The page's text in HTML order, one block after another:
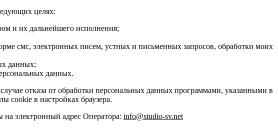
целях:
и их дальнейшего исполнения;
смс, электронных писем, устных и письменных запросов, обработки моих
данных;
данных.
отказа от обработки персональных данных программами, указанными в
cookie в настройках браузера.
на электронный адрес Оператора: info@studio-sv.net